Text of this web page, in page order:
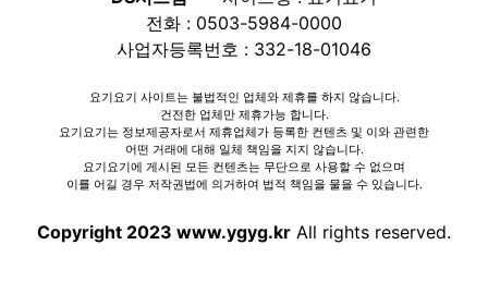
전화 : 0503-5984-0000
사업자등록번호 : 332-18-01046
요기요기 사이트는 불법적인 업체와 제휴를 하지 않습니다.
건전한 업체만 제휴가능 합니다.
요기요기는 정보제공자로서 제휴업체가 등록한 컨텐츠 및 이와 관련한
어떤 거래에 대해 일체 책임을 지지 않습니다.
요기요기에 게시된 모든 컨텐츠는 무단으로 사용할 수 없으며
이를 어길 경우 저작권법에 의거하여 법적 책임을 물을 수 있습니다.
Copyright 2023 www.ygyg.kr All rights reserved.